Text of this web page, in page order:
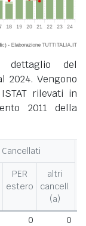
del
2024. Vengono
rilevati in
2011 della
Cancellati
PER
estero
altri
cancell.
(a)
0
0